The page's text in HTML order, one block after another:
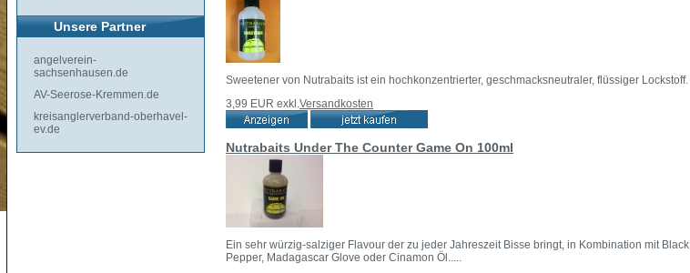
Unsere Partner
angelverein-
sachsenhausen.de
AV-Seerose-Kremmen.de
kreisanglerverband-oberhavel-
ev.de
Sweetener von Nutrabaits ist ein hochkonzentrierter, geschmacksneutraler, flüssiger Lockstoff.
3,99 EUR exkl.Versandkosten
Nutrabaits Under The Counter Game On 100ml
Ein sehr würzig-salziger Flavour der zu jeder Jahreszeit Bisse bringt, in Kombination mit Black
Pepper, Madagascar Glove oder Cinamon Öl.....